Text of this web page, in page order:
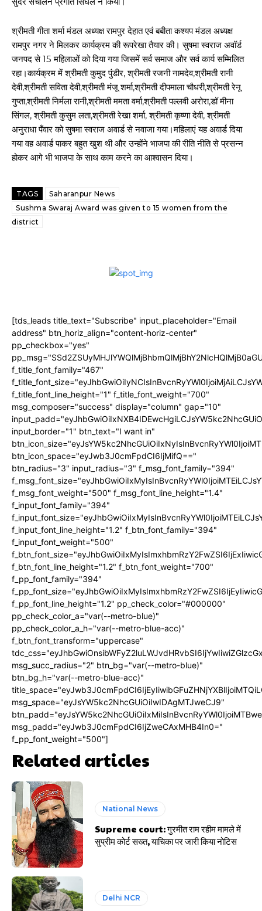
श्रीमती गीता शर्मा मंडल अध्यक्ष रामपुर देहात एवं बबीता कश्यप मंडल अध्यक्ष
रामपुर नगर ने मिलकर कार्यक्रम की रूपरेखा तैयार की। सुषमा स्वराज अवॉर्ड
जनपद से 15 महिलाओं को दिया गया जिसमें सर्व समाज और सर्व कार्य सम्मिलित
रहा।कार्यक्रम में श्रीमती कुमुद पुंडीर, श्रीमती रजनी नामदेव,श्रीमती रानी
देवी,श्रीमती सविता देवी,श्रीमती मंजू शर्मा,श्रीमती दीपमाला चौधरी,श्रीमती रेनू
गुप्ता,श्रीमती निर्मला रानी,श्रीमती ममता वर्मा,श्रीमती पल्लवी अरोरा,डॉ मीना
सिंगल, श्रीमती कुसुम लता,श्रीमती रेखा शर्मा, श्रीमती कृष्णा देवी, श्रीमती
अनुराधा पँवार को सुषमा स्वराज अवार्ड से नवाजा गया।महिलाएं यह अवार्ड दिया
गया वह अवार्ड पाकर बहुत खुश थी और उन्होंने भाजपा की रीति नीति से प्रसन्न
होकर आगे भी भाजपा के साथ काम करने का आश्वासन दिया।
TAGS
Saharanpur News
Sushma Swaraj Award was given to 15 women from the
district
[tds_leads title_text="Subscribe" input_placeholder="Email
address" btn_horiz_align="content-horiz-center"
pp_checkbox="yes"
f_title_font_family="467"
f_title_font_line_height="1" f_title_font_weight="700"
msg_composer="success" display="column" gap="10"
input_border="1" btn_text="I want in"
btn_icon_space="eyJwb3J0cmFpdCI6IjMifQ=="
btn_radius="3" input_radius="3" f_msg_font_family="394"
f_msg_font_weight="500" f_msg_font_line_height="1.4"
f_input_font_family="394"
f_input_font_line_height="1.2" f_btn_font_family="394"
f_input_font_weight="500"
f_btn_font_line_height="1.2" f_btn_font_weight="700"
f_pp_font_family="394"
f_pp_font_line_height="1.2" pp_check_color="#000000"
pp_check_color_a="var(--metro-blue)"
pp_check_color_a_h="var(--metro-blue-acc)"
f_btn_font_transform="uppercase"
msg_succ_radius="2" btn_bg="var(--metro-blue)"
btn_bg_h="var(--metro-blue-acc)"
msg_space="eyJsYW5kc2NhcGUiOiIwIDAgMTJweCJ9"
msg_padd="eyJwb3J0cmFpdCI6IjZweCAxMHB4In0="
f_pp_font_weight="500"]
Related articles
National News
Supreme court: गुरमीत राम रहीम मामले में
सुप्रीम कोर्ट सख्त, याचिका पर जारी किया नोटिस
Delhi NCR